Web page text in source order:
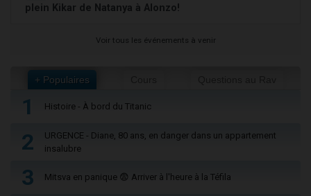
plein Kikar de Natanya à Alonzo!
Voir tous les événements à venir
+ Populaires
1 Histoire - À bord du Titanic
2
URGENCE - Diane, 80 ans, en danger dans un appartement
insalubre
3 Mitsva en panique 😨 Arriver à l'heure à la Téfila